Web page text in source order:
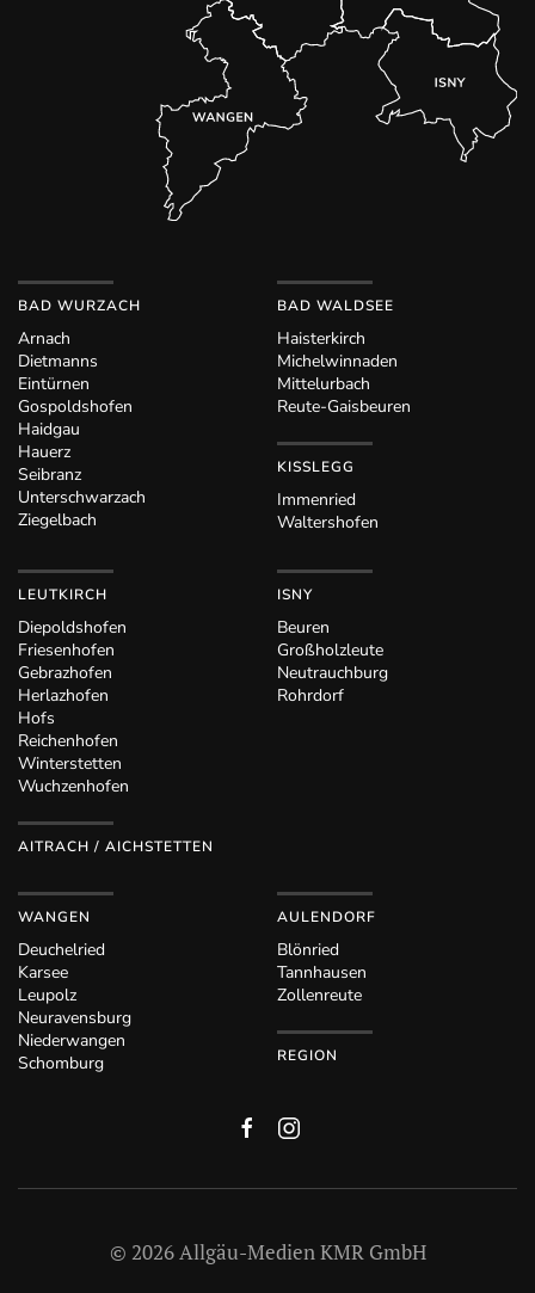
BAD WURZACH
Arnach
Dietmanns
Eintürnen
Gospoldshofen
Haidgau
Hauerz
Seibranz
Unterschwarzach
Ziegelbach
BAD WALDSEE
Haisterkirch
Michelwinnaden
Mittelurbach
Reute-Gaisbeuren
KISSLEGG
Immenried
Waltershofen
LEUTKIRCH
Diepoldshofen
Friesenhofen
Gebrazhofen
Herlazhofen
Hofs
Reichenhofen
Winterstetten
Wuchzenhofen
AITRACH / AICHSTETTEN
ISNY
Beuren
Großholzleute
Neutrauchburg
Rohrdorf
WANGEN
Deuchelried
Karsee
Leupolz
Neuravensburg
Niederwangen
Schomburg
AULENDORF
Blönried
Tannhausen
Zollenreute
REGION
© 2026Allgäu-Medien KMR GmbH